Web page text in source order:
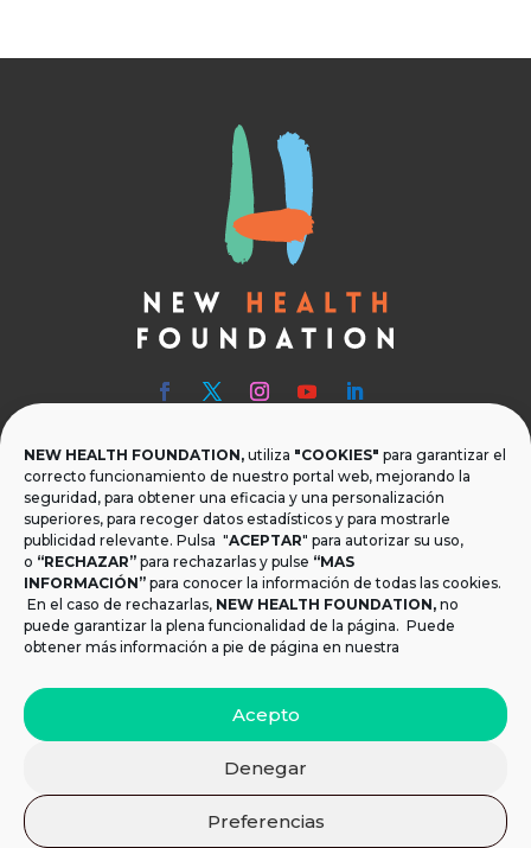
NEW HEALTH FOUNDATION, utiliza "COOKIES" para garantizar el
correcto funcionamiento de nuestro portal web, mejorando la
seguridad, para obtener una eficacia y una personalización
superiores, para recoger datos estadísticos y para mostrarle
publicidad relevante. Pulsa "ACEPTAR" para autorizar su uso,
o “RECHAZAR” para rechazarlas y pulse “MAS
INFORMACIÓN” para conocer la información de todas las cookies.
En el caso de rechazarlas, NEW HEALTH FOUNDATION, no
puede garantizar la plena funcionalidad de la página. Puede
obtener más información a pie de página en nuestra
Acepto
Denegar
Preferencias
 Teléfono
T.+34 954 219 597
 Dónde estamos
Calle Monsalves 35 Local 2. 41001, Sevilla.
España
 Email
info@newhealthfoundation.org
Aviso legal y Política de Privacidad|Política de
cookies